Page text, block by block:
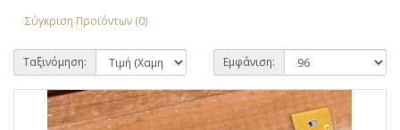
Σύγκριση Προϊόντων (0)
Ταξινόμηση: Εμφάνιση: